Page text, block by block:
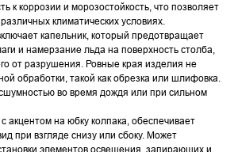
к коррозии и морозостойкость, что позволяет
климатических условиях.
капельник, который предотвращает
и намерзание льда на поверхность столба,
от разрушения. Ровные края изделия не
обработки, такой как обрезка или шлифовка.
во время дождя или при сильном
акцентом на юбку колпака, обеспечивает
при взгляде снизу или сбоку. Может
элементов освещения, запирающих и